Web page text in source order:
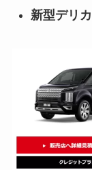
新型デリ